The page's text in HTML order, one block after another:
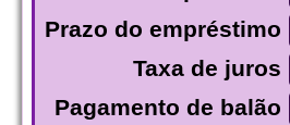
Prazo do empréstimo
Taxa de juros
Pagamento de balão